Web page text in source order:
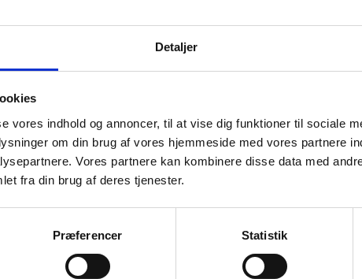
Detaljer
vores indhold og annoncer, til at vise dig funktioner til sociale
om din brug af vores hjemmeside med vores partnere
Vores partnere kan kombinere disse data med
fra din brug af deres tjenester.
Præferencer Statistik
eller klage - Flere links
Administrativ udvisning og afvisning ved
Ulovligt arbejde – Inddragelse af visum
04.09.2025 Rusland
stadfæstede i september 2025 Udlændingestyrelsens
af Schengenvisum